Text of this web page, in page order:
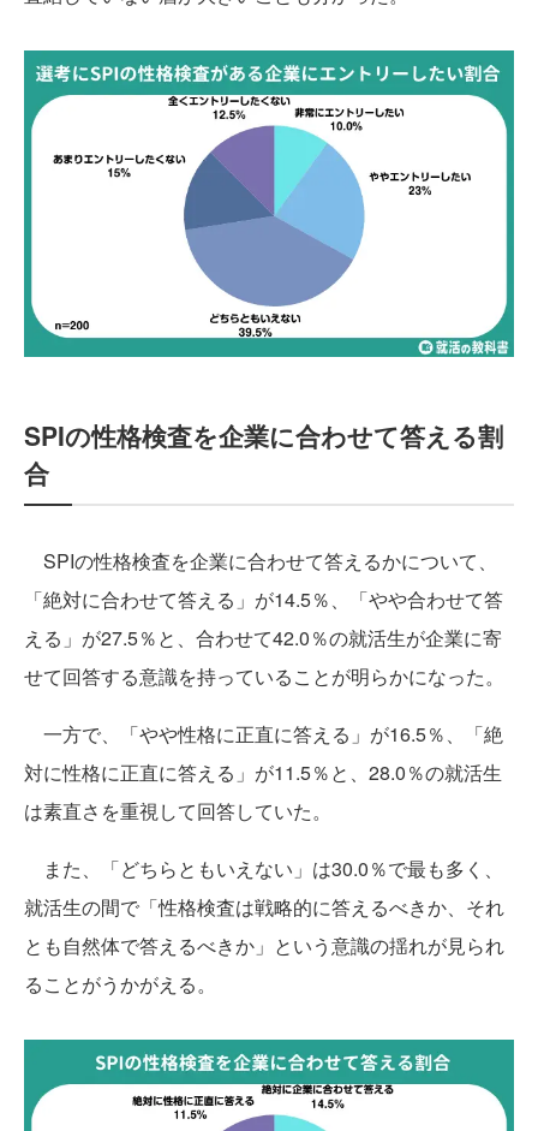
SPIの性格検査を企業に合わせて答える割
合
SPIの性格検査を企業に合わせて答えるかについて、
「絶対に合わせて答える」が14.5％、「やや合わせて答
える」が27.5％と、合わせて42.0％の就活生が企業に寄
せて回答する意識を持っていることが明らかになった。
一方で、「やや性格に正直に答える」が16.5％、「絶
対に性格に正直に答える」が11.5％と、28.0％の就活生
は素直さを重視して回答していた。
また、「どちらともいえない」は30.0％で最も多く、
就活生の間で「性格検査は戦略的に答えるべきか、それ
とも自然体で答えるべきか」という意識の揺れが見られ
ることがうかがえる。